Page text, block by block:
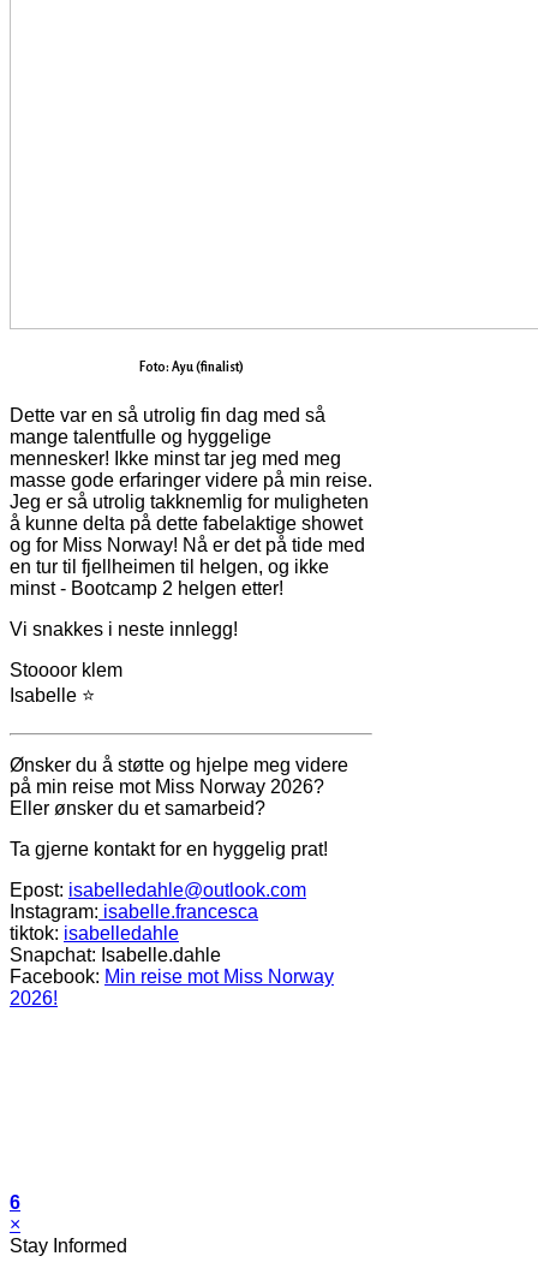
Foto: Ayu (finalist)
Dette var en så utrolig fin dag med så
mange talentfulle og hyggelige
mennesker! Ikke minst tar jeg med meg
masse gode erfaringer videre på min reise.
Jeg er så utrolig takknemlig for muligheten
å kunne delta på dette fabelaktige showet
og for Miss Norway! Nå er det på tide med
en tur til fjellheimen til helgen, og ikke
minst - Bootcamp 2 helgen etter!
Vi snakkes i neste innlegg!
Stoooor klem
Isabelle ⭐️
Ønsker du å støtte og hjelpe meg videre
på min reise mot Miss Norway 2026?
Eller ønsker du et samarbeid?
Ta gjerne kontakt for en hyggelig prat!
Epost: isabelledahle@outlook.com
Instagram: isabelle.francesca
tiktok: isabelledahle
Snapchat: Isabelle.dahle
Facebook: Min reise mot Miss Norway
2026!
6
×
Stay Informed